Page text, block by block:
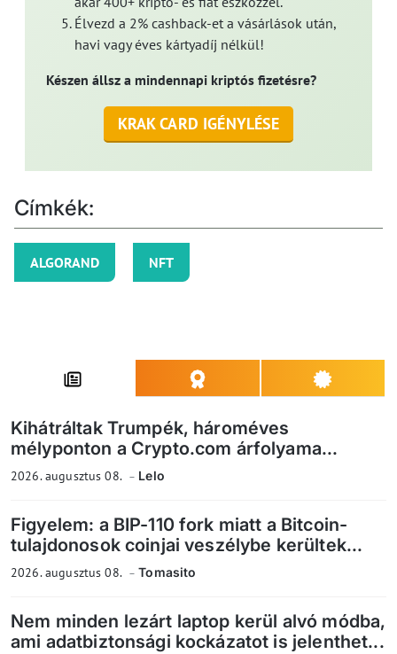
Élvezd a 2% cashback-et a vásárlások után,
havi vagy éves kártyadíj nélkül!
Készen állsz a mindennapi kriptós fizetésre?
KRAK CARD IGÉNYLÉSE
Címkék:
ALGORAND NFT
Kihátráltak Trumpék, hároméves
mélyponton a Crypto.com árfolyama...
2026. augusztus 08. Lelo
Figyelem: a BIP-110 fork miatt a Bitcoin-
tulajdonosok coinjai veszélybe kerültek...
2026. augusztus 08. Tomasito
Nem minden lezárt laptop kerül alvó módba,
ami adatbiztonsági kockázatot is jelenthet...